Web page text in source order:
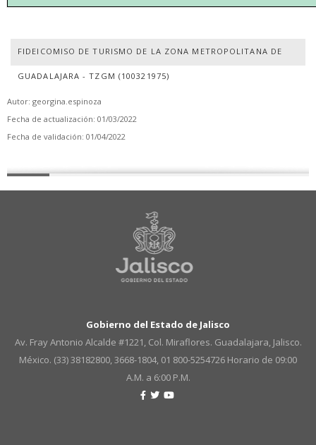
FIDEICOMISO DE TURISMO DE LA ZONA METROPOLITANA DE
GUADALAJARA - TZGM (100321975)
Autor: georgina.espinoza
Fecha de actualización: 01/03/2022
Fecha de validación: 01/04/2022
Gobierno del Estado de Jalisco
Av. Fray Antonio Alcalde #1221, Col. Miraflores. Guadalajara, Jalisco.
México. (33) 38182800, 3668-1804, 01 800-5254726 Horario de 09:00
A.M. a 6:00 P.M.